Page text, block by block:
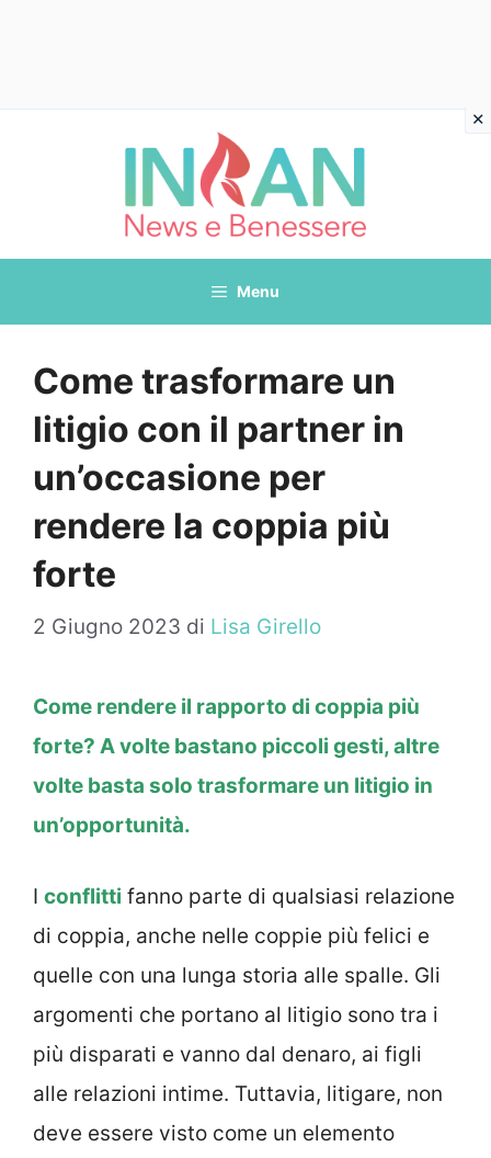
Menu
Come trasformare un
litigio con il partner in
un’occasione per
rendere la coppia più
forte
2 Giugno 2023 di Lisa Girello
Come rendere il rapporto di coppia più
forte? A volte bastano piccoli gesti, altre
volte basta solo trasformare un litigio in
un’opportunità.
I conflitti fanno parte di qualsiasi relazione
di coppia, anche nelle coppie più felici e
quelle con una lunga storia alle spalle. Gli
argomenti che portano al litigio sono tra i
più disparati e vanno dal denaro, ai figli
alle relazioni intime. Tuttavia, litigare, non
deve essere visto come un elemento